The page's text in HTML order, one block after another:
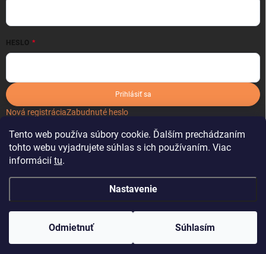
Tento web používa súbory cookie. Ďalším prechádzaním
tohto webu vyjadrujete súhlas s ich používaním. Viac
informácií tu.
Nastavenie
Odmietnuť Súhlasím
HESLO
Prihlásiť sa
Nová registráciaZabudnuté heslo
Vytvoril Shoptet
Copyright 2026 kartonoveobaly.sk . Všetky práva vyhradené.